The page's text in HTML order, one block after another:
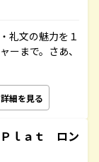
礼文の魅力を１
ーまで。さあ、
詳細を見る
ｌａｔ ロン